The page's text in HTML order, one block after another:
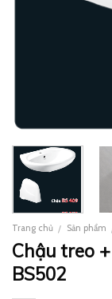
Trang chủ / Sản phẩm
Chậu treo
BS502